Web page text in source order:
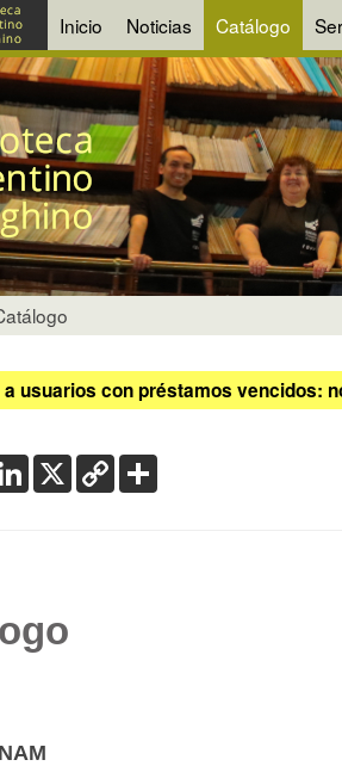
Inicio Noticias Catálogo
usuarios con préstamos vencidos:
LinkedIn
X Copy
Link